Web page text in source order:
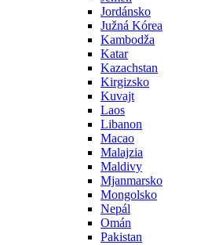
Jordánsko
Južná Kórea
Kambodža
Katar
Kazachstan
Kirgizsko
Kuvajt
Laos
Libanon
Macao
Malajzia
Maldivy
Mjanmarsko
Mongolsko
Nepál
Omán
Pakistan